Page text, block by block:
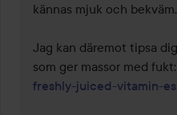
kännas mjuk och bekväm.
Jag kan däremot tipsa
som ger massor med fukt:
freshly-juiced-vitamin-